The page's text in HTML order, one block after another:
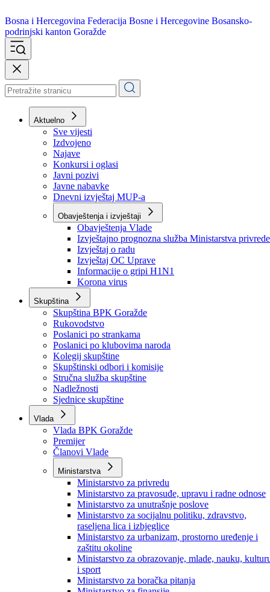
Bosna i Hercegovina
podrinjski kanton Goražde
Aktuelno
Sve vijesti
Izdvojeno
Najave
Konkursi i oglasi
Javni pozivi
Javne nabavke
Dnevni izvještaj MUP-a
Obavještenja i izvještaji
Obavještenja Vlade
Izvještajno prognozna služba Ministarstva privrede
Izvještaj o radu
Izvještaj OC Uprave
Informacije o gripi H1N1
Korona virus
Skupština
Skupština BPK Goražde
Rukovodstvo
Poslanici po strankama
Poslanici po klubovima naroda
Kolegij skupštine
Skupštinski odbori i komisije
Stručna služba skupštine
Nadležnosti
Sjednice skupštine
Vlada
Vlada BPK Goražde
Premijer
Članovi Vlade
Ministarstva
Ministarstvo za privredu
Ministarstvo za pravosuđe, upravu i radne odnose
Ministarstvo za unutrašnje poslove
Ministarstvo za socijalnu politiku, zdravstvo,
raseljena lica i izbjeglice
Ministarstvo za urbanizam, prostorno uređenje i
zaštitu okoline